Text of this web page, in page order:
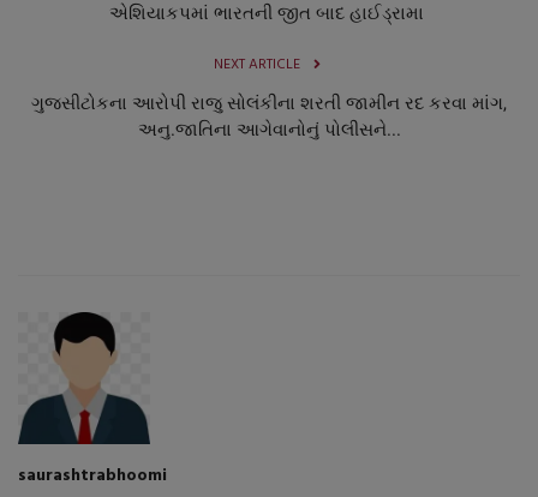
એશિયાકપમાં ભારતની જીત બાદ હાઈડ્રામા
NEXT ARTICLE
ગુજસીટોકના આરોપી રાજુ સોલંકીના શરતી જામીન રદ કરવા માંગ,
અનુ.જાતિના આગેવાનોનું પોલીસને...
saurashtrabhoomi